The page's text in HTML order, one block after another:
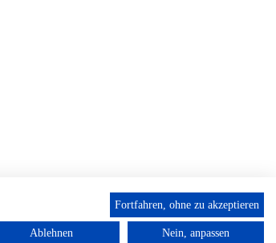
Fortfahren, ohne zu akzeptieren
Ablehnen Nein, anpassen